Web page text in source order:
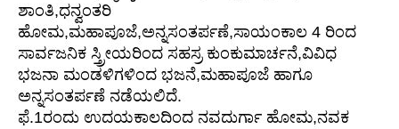
ಶಾಂತಿ,ಧನ್ವಂತರಿ
ಹೋಮ,ಮಹಾಪೂಜೆ,ಅನ್ನಸಂತರ್ಪಣೆ,ಸಾಯಂಕಾಲ 4 ರಿಂದ
ಸಾರ್ವಜನಿಕ ಸ್ತ್ರೀಯರಿಂದ ಸಹಸ್ರ ಕುಂಕುಮಾರ್ಚನೆ,ವಿವಿಧ
ಭಜನಾ ಮಂಡಳಿಗಳಿಂದ ಭಜನೆ,ಮಹಾಪೂಜೆ ಹಾಗೂ
ಅನ್ನಸಂತರ್ಪಣೆ ನಡೆಯಲಿದೆ.
ಫೆ.1ರಂದು ಉದಯಕಾಲದಿಂದ ನವದುರ್ಗಾ ಹೋಮ,ನವಕ